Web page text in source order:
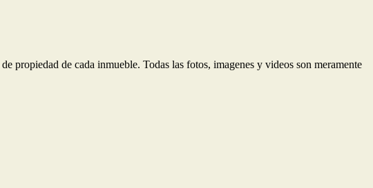
propiedad de cada inmueble. Todas las fotos, imagenes y videos son meramente